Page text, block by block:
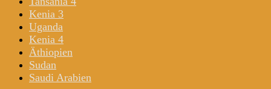
Kenia 3
Uganda
Kenia 4
Äthiopien
Sudan
Saudi Arabien